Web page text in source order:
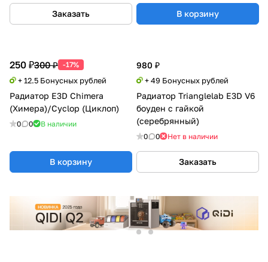
В корзину
250 ₽300 ₽ -17%
+ 12.5 Бонусных рублей
Радиатор E3D Chimera
(Химера)/Cyclop (Циклоп)
0 0 В наличии
В корзину
980 ₽
+ 49 Бонусных рублей
Радиатор Trianglelab E3D V6
боуден с гайкой
(серебрянный)
0 0 Нет в наличии
Заказать
Заказать